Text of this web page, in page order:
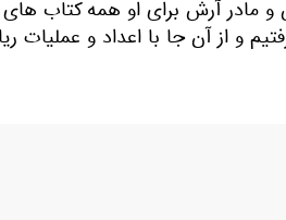
مادر آرش برای او همه کتاب های
و از آن جا با اعداد و عملیات